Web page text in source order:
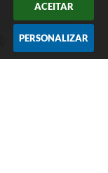
ACEITAR
PERSONALIZAR